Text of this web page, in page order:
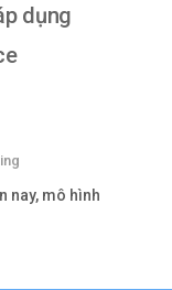
dụng
nay, mô hình